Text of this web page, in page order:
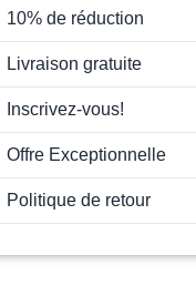
10% de réduction
Livraison gratuite
Inscrivez-vous!
Offre Exceptionnelle
Politique de retour